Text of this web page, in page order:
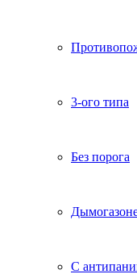
3-ого типа
Без порога
С